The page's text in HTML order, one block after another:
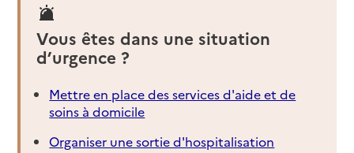
Vous êtes dans une situation
d’urgence ?
Mettre en place des services d'aide et de
soins à domicile
Organiser une sortie d'hospitalisation